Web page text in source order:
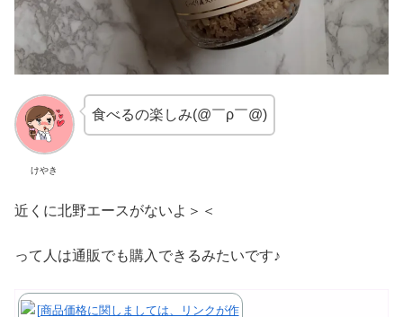
けやき
食べるの楽しみ(@￣ρ￣@)
近くに北野エースがないよ＞＜
って人は通販でも購入できるみたいです♪